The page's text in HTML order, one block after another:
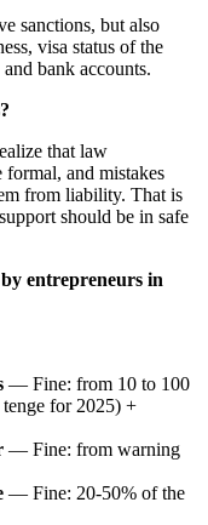
sanctions, but also
visa status of the
bank accounts.
that law
formal, and mistakes
from liability. That is
should be in safe
entrepreneurs in
— Fine: from 10 to 100
for 2025) +
— Fine: from warning
— Fine: 20-50% of the